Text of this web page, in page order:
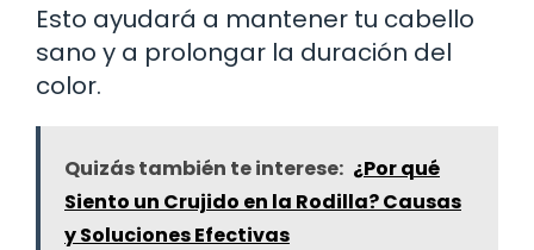
Esto ayudará a mantener tu cabello
sano y a prolongar la duración del
color.
Quizás también te interese: ¿Por qué
Siento un Crujido en la Rodilla? Causas
y Soluciones Efectivas